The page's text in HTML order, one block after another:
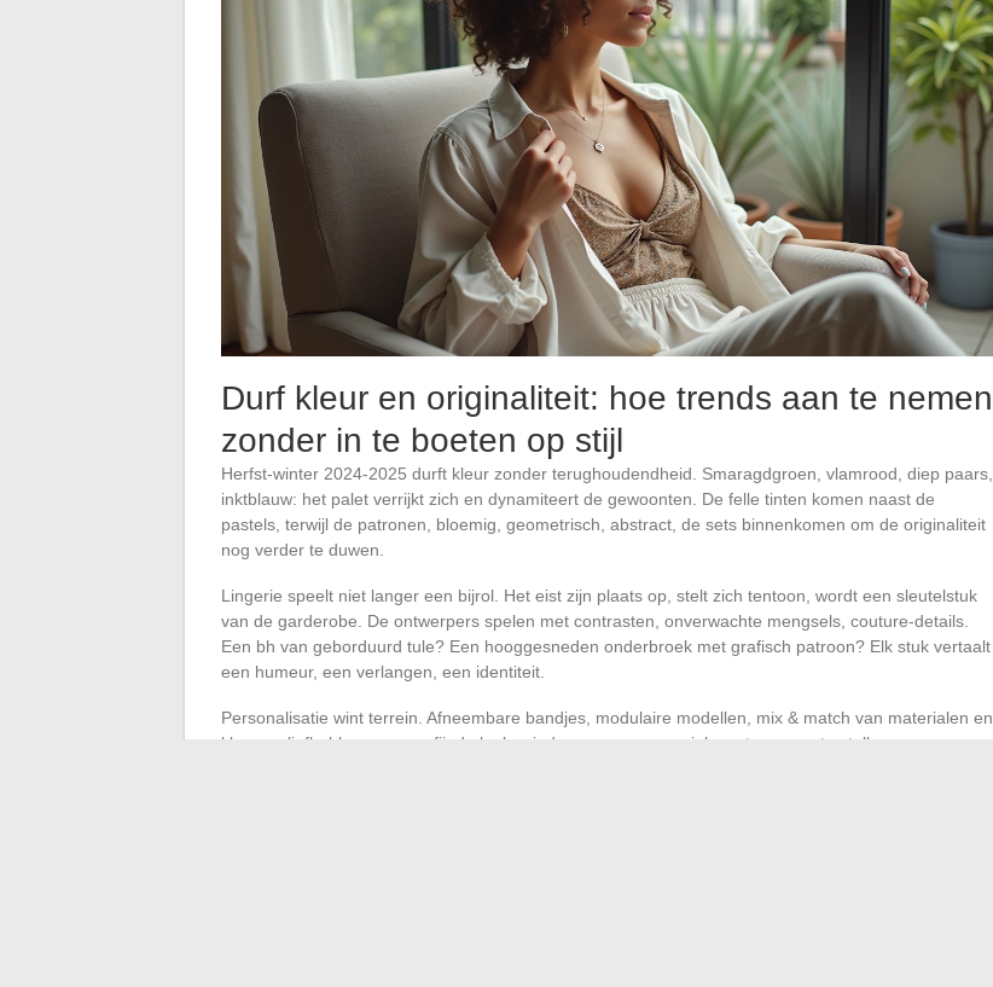
Durf kleur en originaliteit: hoe trends aan te nemen
zonder in te boeten op stijl
Herfst-winter 2024-2025 durft kleur zonder terughoudendheid. Smaragdgroen, vlamrood, diep paars,
inktblauw: het palet verrijkt zich en dynamiteert de gewoonten. De felle tinten komen naast de
pastels, terwijl de patronen, bloemig, geometrisch, abstract, de sets binnenkomen om de originaliteit
nog verder te duwen.
Lingerie speelt niet langer een bijrol. Het eist zijn plaats op, stelt zich tentoon, wordt een sleutelstuk
van de garderobe. De ontwerpers spelen met contrasten, onverwachte mengsels, couture-details.
Een bh van geborduurd tule? Een hooggesneden onderbroek met grafisch patroon? Elk stuk vertaalt
een humeur, een verlangen, een identiteit.
Personalisatie wint terrein. Afneembare bandjes, modulaire modellen, mix & match van materialen en
kleuren: liefhebbers van verfijnde looks vinden genoeg om unieke sets samen te stellen.